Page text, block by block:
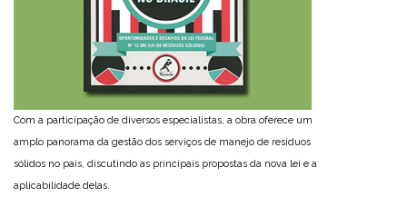
Com a participação de diversos especialistas, a obra oferece um
amplo panorama da gestão dos serviços de manejo de resíduos
sólidos no país, discutindo as principais propostas da nova lei e a
aplicabilidade delas.